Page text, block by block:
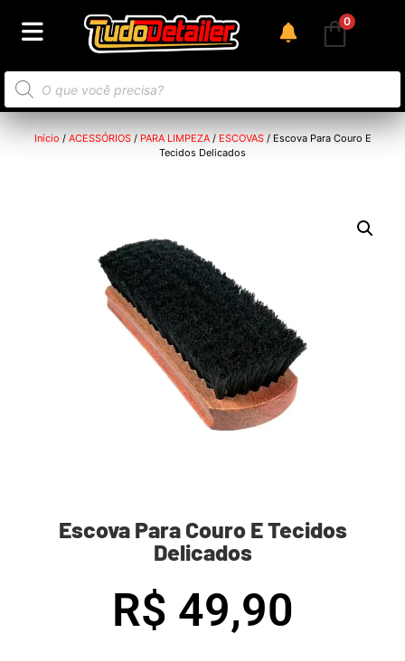
0
Início / ACESSÓRIOS/ PARA LIMPEZA/ ESCOVAS/ Escova Para Couro E
Tecidos Delicados
Escova Para Couro E Tecidos
Delicados
R$ 49,90